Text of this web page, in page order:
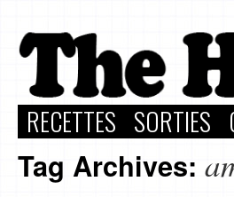
RECETTES SORTIES
Tag Archives: